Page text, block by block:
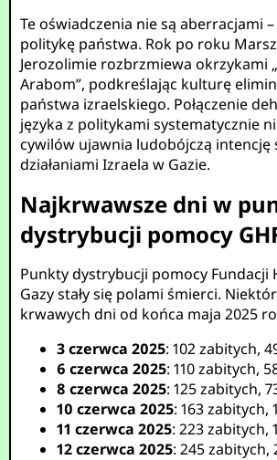
Te oświadczenia nie są aberracjami
politykę państwa. Rok po roku
Jerozolimie rozbrzmiewa okrzykami
Arabom”, podkreślając kulturę
państwa izraelskiego. Połączenie
języka z politykami systematycznie
cywilów ujawnia ludobójczą intencję
działaniami Izraela w Gazie.
Najkrwawsze dni w
dystrybucji pomocy
Punkty dystrybucji pomocy Fundacji
Gazy stały się polami śmierci.
krwawych dni od końca maja 2025
3 czerwca 2025: 102 zabitych,
6 czerwca 2025: 110 zabitych,
8 czerwca 2025: 125 zabitych,
10 czerwca 2025: 163 zabitych,
11 czerwca 2025: 223 zabitych,
12 czerwca 2025: 245 zabitych,